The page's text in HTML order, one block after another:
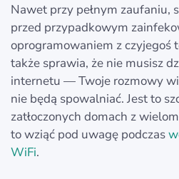
Nawet przy pełnym zaufaniu,
przed przypadkowym
oprogramowaniem z czyjegoś
także sprawia, że nie musisz
internetu — Twoje rozmowy
nie będą spowalniać. Jest to
zatłoczonych domach z
to wziąć pod uwagę podczas
WiFi.